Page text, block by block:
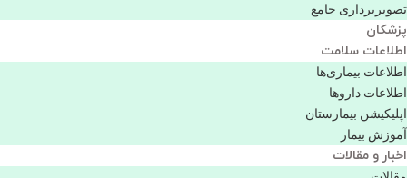
تصویربرداری جامع
پزشكان
اطلاعات سلامت
اطلاعات بیماری‌ها
اطلاعات دارو‌ها
اپليكيشن بيمارستان
آموزش بیمار
اخبار و مقالات